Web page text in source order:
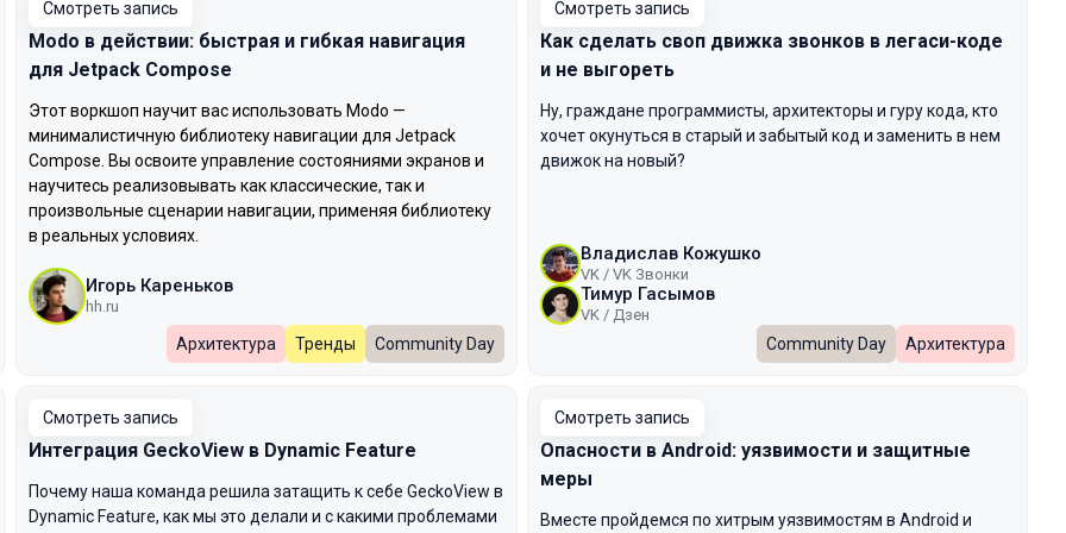
Смотреть запись
Modo в действии: быстрая и гибкая навигация
для Jetpack Compose
Этот воркшоп научит вас использовать Modo —
минималистичную библиотеку навигации для Jetpack
Compose. Вы освоите управление состояниями экранов и
научитесь реализовывать как классические, так и
произвольные сценарии навигации, применяя библиотеку
в реальных условиях.
Игорь Кареньков
hh.ru
Архитектура Тренды Community Day
Смотреть запись
Как сделать своп движка звонков в легаси-коде
и не выгореть
Ну, граждане программисты, архитекторы и гуру кода, кто
хочет окунуться в старый и забытый код и заменить в нем
движок на новый?
Владислав Кожушко
VK / VK Звонки
Тимур Гасымов
VK / Дзен
Community Day Архитектура
Смотреть запись
Интеграция GeckoView в Dynamic Feature
Почему наша команда решила затащить к себе GeckoView в
Dynamic Feature, как мы это делали и с какими проблемами
Смотреть запись
Опасности в Android: уязвимости и защитные
меры
Вместе пройдемся по хитрым уязвимостям в Android и